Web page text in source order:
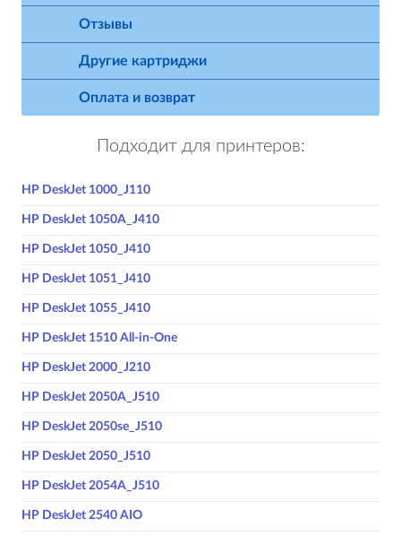
Отзывы
Другие картриджи
Оплата и возврат
Подходит для принтеров:
HP DeskJet 1000_J110
HP DeskJet 1050A_J410
HP DeskJet 1050_J410
HP DeskJet 1051_J410
HP DeskJet 1055_J410
HP DeskJet 1510 All-in-One
HP DeskJet 2000_J210
HP DeskJet 2050A_J510
HP DeskJet 2050se_J510
HP DeskJet 2050_J510
HP DeskJet 2054A_J510
HP DeskJet 2540 AIO